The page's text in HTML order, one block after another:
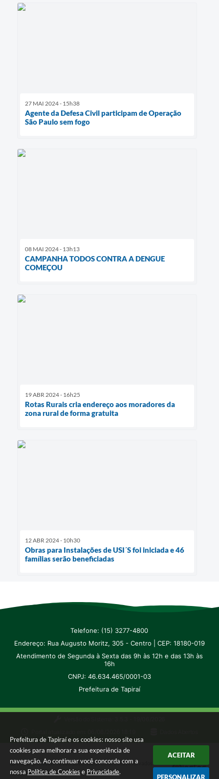
Prefeitura de Tapiraí e os cookies: nosso site usa
cookies para melhorar a sua experiência de
navegação. Ao continuar você concorda com a
nossa Política de Cookies e Privacidade.
ACEITAR
PERSONALIZAR
27 MAI 2024 - 15h38
Agente da Defesa Civil participam de Operação
São Paulo sem fogo
08 MAI 2024 - 13h13
CAMPANHA TODOS CONTRA A DENGUE
COMEÇOU
19 ABR 2024 - 16h25
Rotas Rurais cria endereço aos moradores da
zona rural de forma gratuita
12 ABR 2024 - 10h30
Obras para Instalações de USI´S foi iniciada e 46
famílias serão beneficiadas
Telefone: (15) 3277-4800
Endereço: Rua Augusto Moritz, 305 - Centro | CEP: 18180-019
Atendimento de Segunda à Sexta das 9h às 12h e das 13h às
16h
CNPJ: 46.634.465/0001-03
Prefeitura de Tapiraí
Copyright Instar - 2006-2026. Todos os direitos reservados -
Instar Tecnologia